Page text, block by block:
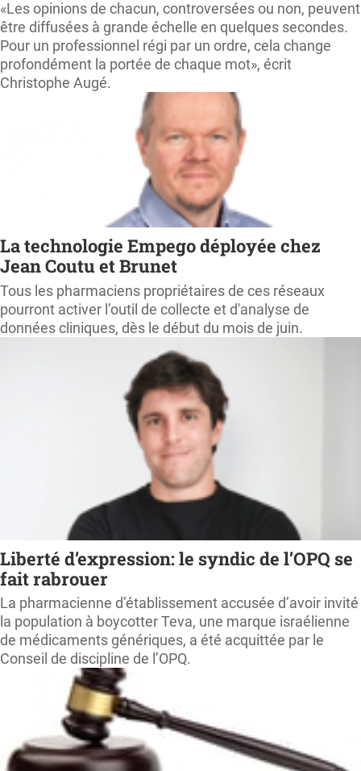
«Les opinions de chacun, controversées ou non, peuvent
être diffusées à grande échelle en quelques secondes.
Pour un professionnel régi par un ordre, cela change
profondément la portée de chaque mot», écrit
Christophe Augé.
La technologie Empego déployée chez
Jean Coutu et Brunet
Tous les pharmaciens propriétaires de ces réseaux
pourront activer l’outil de collecte et d'analyse de
données cliniques, dès le début du mois de juin.
Liberté d’expression: le syndic de l’OPQ se
fait rabrouer
La pharmacienne d’établissement accusée d’avoir invité
la population à boycotter Teva, une marque israélienne
de médicaments génériques, a été acquittée par le
Conseil de discipline de l’OPQ.